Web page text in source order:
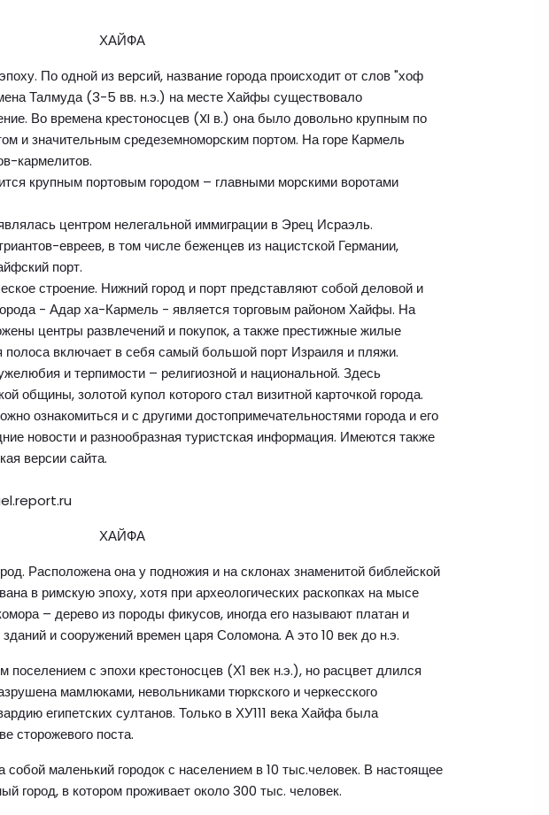
ХАЙФА
По одной из версий, название города происходит от слов "хоф
Талмуда (3-5 вв. н.э.) на месте Хайфы существовало
Во времена крестоносцев (XI в.) она было довольно крупным по
и значительным средеземноморским портом. На горе Кармель
кармелитов.
крупным портовым городом – главными морскими воротами
центром нелегальной иммиграции в Эрец Исраэль.
евреев, в том числе беженцев из нацистской Германии,
порт.
строение. Нижний город и порт представляют собой деловой и
- Адар ха-Кармель - является торговым районом Хайфы. На
центры развлечений и покупок, а также престижные жилые
полоса включает в себя самый большой порт Израиля и пляжи.
и терпимости – религиозной и национальной. Здесь
общины, золотой купол которого стал визитной карточкой города.
ознакомиться и с другими достопримечательностями города и его
новости и разнообразная туристская информация. Имеются также
версии сайта.
ХАЙФА
Расположена она у подножия и на склонах знаменитой библейской
в римскую эпоху, хотя при археологических раскопках на мысе
– дерево из породы фикусов, иногда его называют платан и
и сооружений времен царя Соломона. А это 10 век до н.э.
поселением с эпохи крестоносцев (Х1 век н.э.), но расцвет длился
мамлюками, невольниками тюркского и черкесского
египетских султанов. Только в ХУ111 века Хайфа была
сторожевого поста.
маленький городок с населением в 10 тыс.человек. В настоящее
город, в котором проживает около 300 тыс. человек.